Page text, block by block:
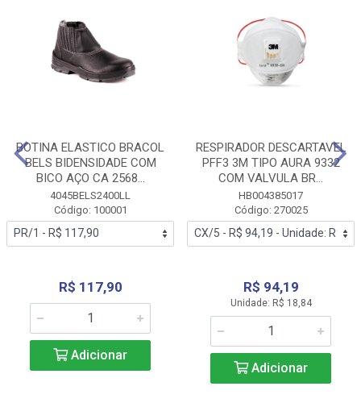
BOTINA ELASTICO BRACOL
BELS BIDENSIDADE COM
BICO AÇO CA 2568...
4045BELS2400LL
Código: 100001
R$ 117,90
Adicionar
RESPIRADOR DESCARTAVEL
PFF3 3M TIPO AURA 9332
COM VALVULA BR...
HB004385017
Código: 270025
R$ 94,19
Unidade: R$ 18,84
Adicionar